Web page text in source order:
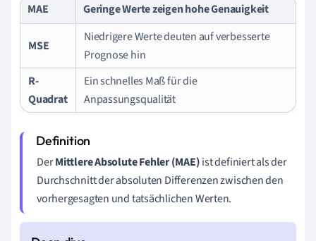
MAE
Geringe Werte zeigen hohe Genauigkeit
MSE
Niedrigere Werte deuten auf verbesserte
Prognose hin
R-
Quadrat
Ein schnelles Maß für die
Anpassungsqualität
DerMittlere Absolute Fehler (MAE)ist definiert als der
Durchschnitt der absoluten Differenzen zwischen den
vorhergesagten und tatsächlichen Werten.